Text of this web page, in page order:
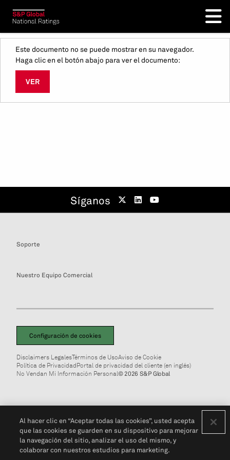
Este documento no se puede mostrar en su navegador.
Haga clic en el botón abajo para ver el documento:
VER
Síganos
Soporte
Nuestro Equipo Comercial
Configuración de cookies
Disclaimers LegalesTérminos de UsoAviso de Cookie
Política de PrivacidadPortal de privacidad del cliente (en inglés)
No Vendan Mi Información Personal© 2026 S&P Global
Al hacer clic en “Aceptar todas las cookies”, usted acepta
que las cookies se guarden en su dispositivo para mejorar
la navegación del sitio, analizar el uso del mismo, y
colaborar con nuestros estudios para marketing.